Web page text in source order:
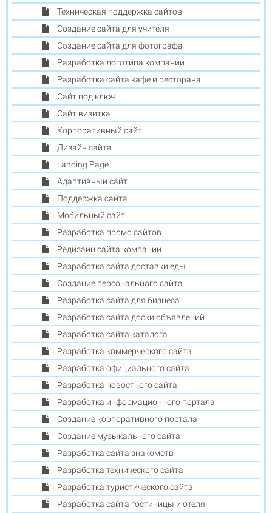
Техническая поддержка сайтов
Создание сайта для учителя
Cоздание сайта для фотографа
Разработка логотипа компании
Разработка сайта кафе и ресторана
Сайт под ключ
Сайт визитка
Корпоративный сайт
Дизайн сайта
Landing Page
Адаптивный сайт
Поддержка сайта
Мобильный сайт
Разработка промо сайтов
Редизайн сайта компании
Разработка сайта доставки еды
Создание персонального сайта
Разработка сайта для бизнеса
Разработка сайта доски объявлений
Разработка сайта каталога
Разработка коммерческого сайта
Разработка официального сайта
Разработка новостного сайта
Разработка информационного портала
Создание корпоративного портала
Создание музыкального сайта
Разработка сайта знакомств
Разработка технического сайта
Разработка туристического сайта
Разработка сайта гостиницы и отеля